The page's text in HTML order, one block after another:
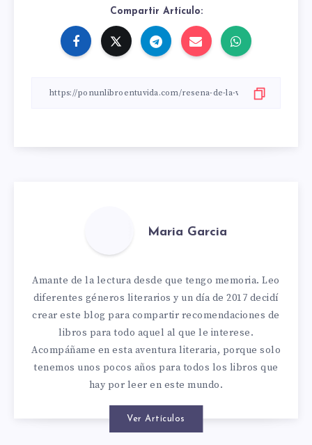
Compartir Artículo:
Maria Garcia
Amante de la lectura desde que tengo memoria. Leo
diferentes géneros literarios y un día de 2017 decidí
crear este blog para compartir recomendaciones de
libros para todo aquel al que le interese.
Acompáñame en esta aventura literaria, porque solo
tenemos unos pocos años para todos los libros que
hay por leer en este mundo.
Ver Artículos